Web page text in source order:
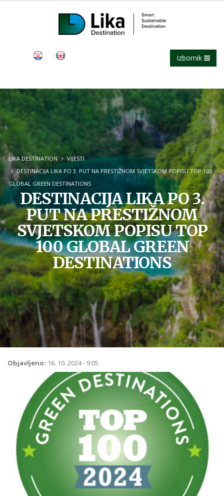
Izbornik
LIKA DESTINATION
VIJESTI
DESTINACIJA LIKA PO 3. PUT NA PRESTIŽNOM SVJETSKOM POPISU TOP 100
GLOBAL GREEN DESTINATIONS
DESTINACIJA LIKA PO 3.
PUT NA PRESTIŽNOM
SVJETSKOM POPISU TOP
100 GLOBAL GREEN
DESTINATIONS
Objavljeno: 16. 10. 2024 - 9:05